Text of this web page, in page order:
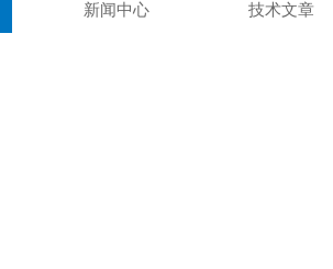
新闻中心 技术文章